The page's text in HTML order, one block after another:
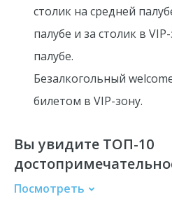
столик на средней
палубе и за столик в
палубе.
Безалкогольный
билетом в VIP-зону.
Вы увидите ТОП-10
Посмотреть